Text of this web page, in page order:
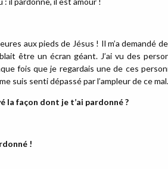
aux pieds de Jésus ! Il m’a demandé
être un écran géant. J’ai vu des
fois que je regardais une de ces
suis senti dépassé par l’ampleur de ce
la façon dont je t’ai pardonné ?
!